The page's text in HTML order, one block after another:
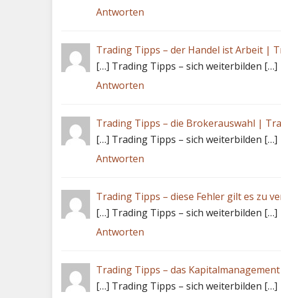
Antworten
Trading Tipps – der Handel ist Arbeit |
[…] Trading Tipps – sich weiterbilden […]
Antworten
Trading Tipps – die Brokerauswahl |
[…] Trading Tipps – sich weiterbilden […]
Antworten
Trading Tipps – diese Fehler gilt es zu
[…] Trading Tipps – sich weiterbilden […]
Antworten
Trading Tipps – das
[…] Trading Tipps – sich weiterbilden […]